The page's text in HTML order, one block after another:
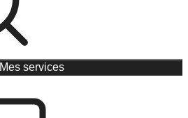
Mes services